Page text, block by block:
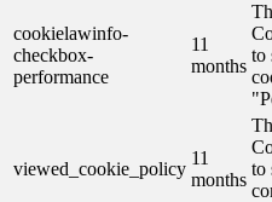
cookielawinfo-
checkbox-
performance
11
months
to
viewed_cookie_policy
11
months
to